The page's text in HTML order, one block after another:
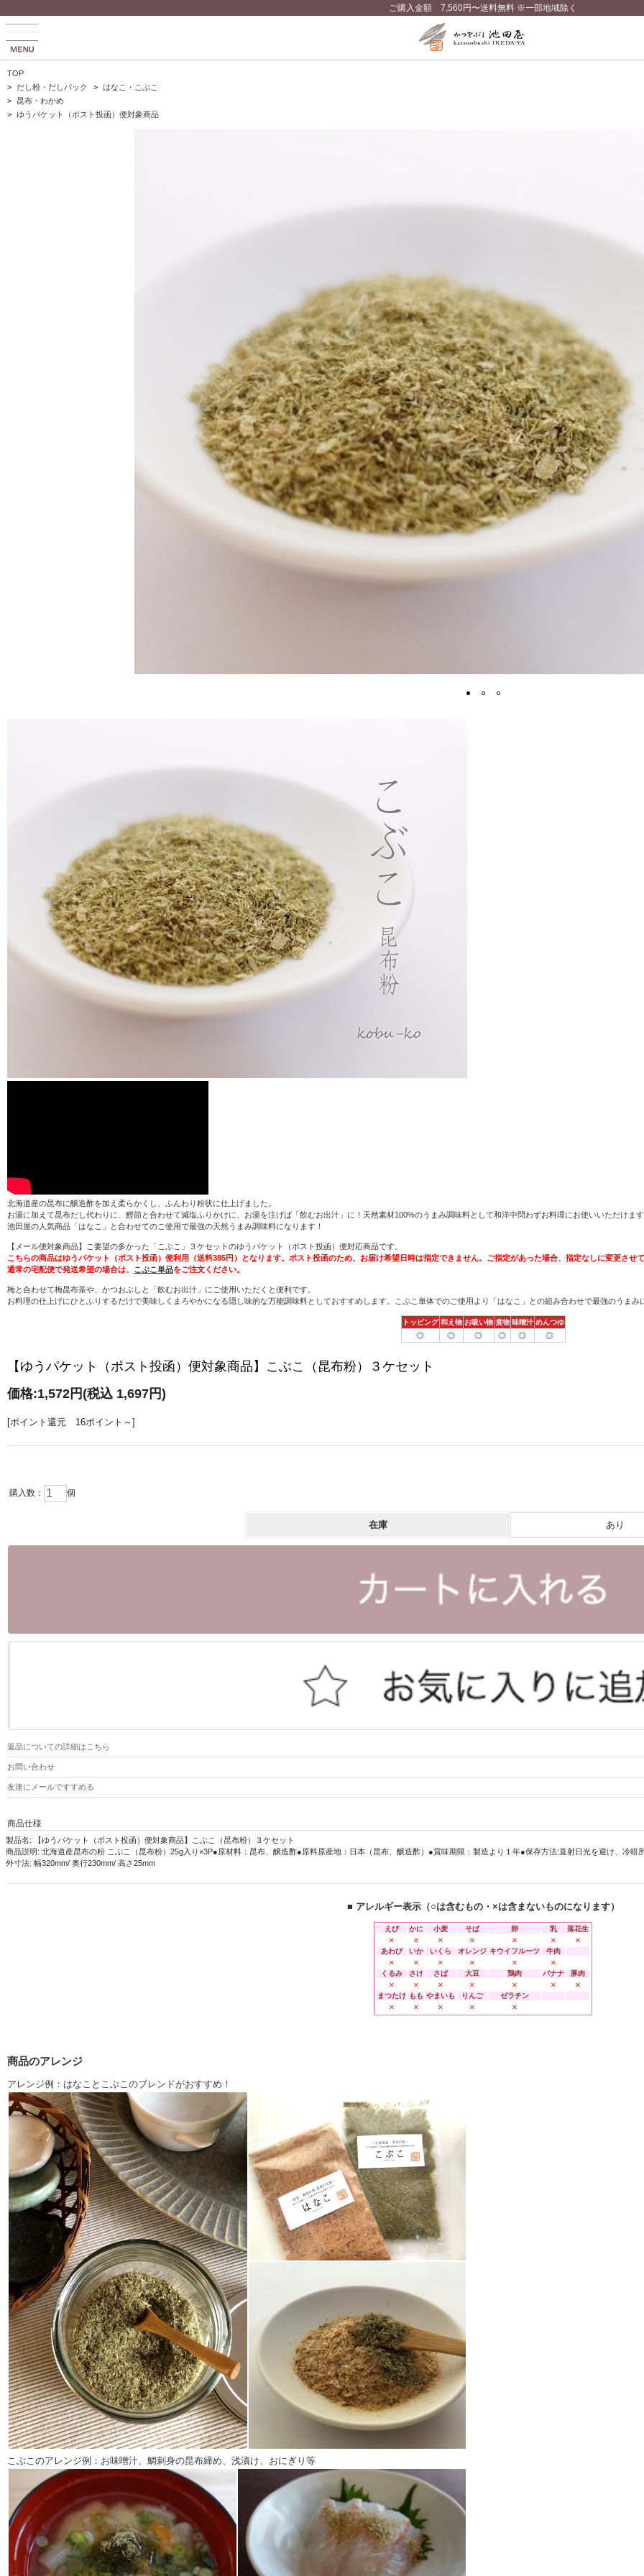
ご購入金額 7,560円〜送料無料 ※一部地域除く
TOP
> だし粉・だしパック > はなこ・こぶこ
> 昆布・わかめ
> ゆうパケット（ポスト投函）便対象商品
北海道産の昆布に醸造酢を加え柔らかくし、ふんわり粉状に仕上げました。
お湯に加えて昆布だし代わりに、鰹節と合わせて減塩ふりかけに、お湯を注げば「飲むお出汁」に！天然素材100%のうまみ調味料として和洋中問わずお料理にお使いいただけます
池田屋の人気商品「はなこ」と合わせてのご使用で最強の天然うまみ調味料になります！
【メール便対象商品】ご要望の多かった「こぶこ」３ケセットのゆうパケット（ポスト投函）便対応商品です。
こちらの商品はゆうパケット（ポスト投函）便利用（送料385円）となります。ポスト投函のため、お届け希望日時は指定できません。ご指定があった場合、指定なしに変更させて
通常の宅配便で発送希望の場合は、 こぶこ単品をご注文ください。
梅と合わせて梅昆布茶や、かつおぶしと「飲むお出汁」にご使用いただくと便利です。
お料理の仕上げにひとふりするだけで美味しくまろやかになる隠し味的な万能調味料としておすすめします。こぶこ単体でのご使用より「はなこ」との組み合わせで最強のうまみ
トッピング 和え物 お吸い物 煮物 味噌汁 めんつゆ
◎ ◎ ◎ ◎ ◎ ◎
【ゆうパケット（ポスト投函）便対象商品】こぶこ（昆布粉）３ケセット
価格:1,572円 (税込 1,697円)
[ポイント還元 16ポイント～]
購入数： 個
在庫 あり
返品についての詳細はこちら
お問い合わせ
友達にメールですすめる
商品仕様
製品名: 【ゆうパケット（ポスト投函）便対象商品】こぶこ（昆布粉）３ケセット
商品説明: 北海道産昆布の粉 こぶこ（昆布粉）25g入り×3P●原材料：昆布、醸造酢●原料原産地：日本（昆布、醸造酢）●賞味期限：製造より１年●保存方法:直射日光を避け、冷
外寸法: 幅320mm/ 奥行230mm/ 高さ25mm
■ アレルギー表示（○は含むもの・×は含まないものになります）
えび かに 小麦 そば 卵 乳 落花生
× × × × × × ×
あわび いか いくら オレンジ キウイフルーツ 牛肉
× × × × × ×
くるみ さけ さば 大豆 鶏肉 バナナ 豚肉
× × × × × × ×
まつたけ もも やまいも りんご ゼラチン
× × × × ×
商品のアレンジ
アレンジ例：はなことこぶこのブレンドがおすすめ！
こぶこのアレンジ例：お味噌汁、鯛刺身の昆布締め、浅漬け、おにぎり等